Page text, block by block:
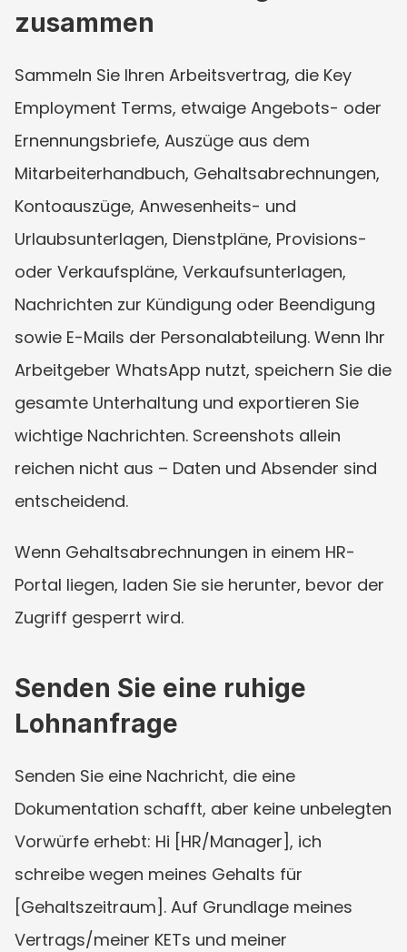
zusammen
Sammeln Sie Ihren Arbeitsvertrag, die Key
Employment Terms, etwaige Angebots- oder
Ernennungsbriefe, Auszüge aus dem
Mitarbeiterhandbuch, Gehaltsabrechnungen,
Kontoauszüge, Anwesenheits- und
Urlaubsunterlagen, Dienstpläne, Provisions-
oder Verkaufspläne, Verkaufsunterlagen,
Nachrichten zur Kündigung oder Beendigung
sowie E-Mails der Personalabteilung. Wenn Ihr
Arbeitgeber WhatsApp nutzt, speichern Sie die
gesamte Unterhaltung und exportieren Sie
wichtige Nachrichten. Screenshots allein
reichen nicht aus – Daten und Absender sind
entscheidend.
Wenn Gehaltsabrechnungen in einem HR-
Portal liegen, laden Sie sie herunter, bevor der
Zugriff gesperrt wird.
Senden Sie eine ruhige
Lohnanfrage
Senden Sie eine Nachricht, die eine
Dokumentation schafft, aber keine unbelegten
Vorwürfe erhebt: Hi [HR/Manager], ich
schreibe wegen meines Gehalts für
[Gehaltszeitraum]. Auf Grundlage meines
Vertrags/meiner KETs und meiner